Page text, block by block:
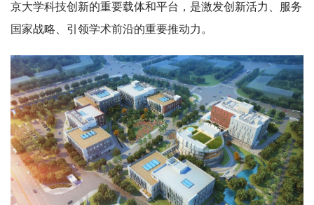
京大学科技创新的重要载体和平台，是激发创新活力、服务
国家战略、引领学术前沿的重要推动力。